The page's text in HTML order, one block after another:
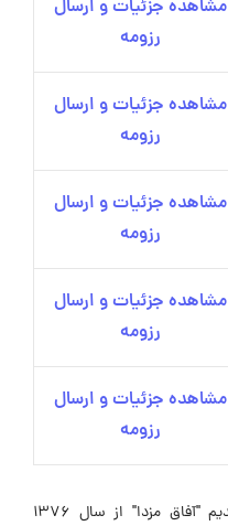
مشاهده جزئیات و ارسال
رزومه
مشاهده جزئیات و ارسال
رزومه
مشاهده جزئیات و ارسال
رزومه
مشاهده جزئیات و ارسال
رزومه
مشاهده جزئیات و ارسال
رزومه
شرکت "آفاق خودرو موتور" با نام قدیم "آفاق مزدا" از سال ۱۳۷۶